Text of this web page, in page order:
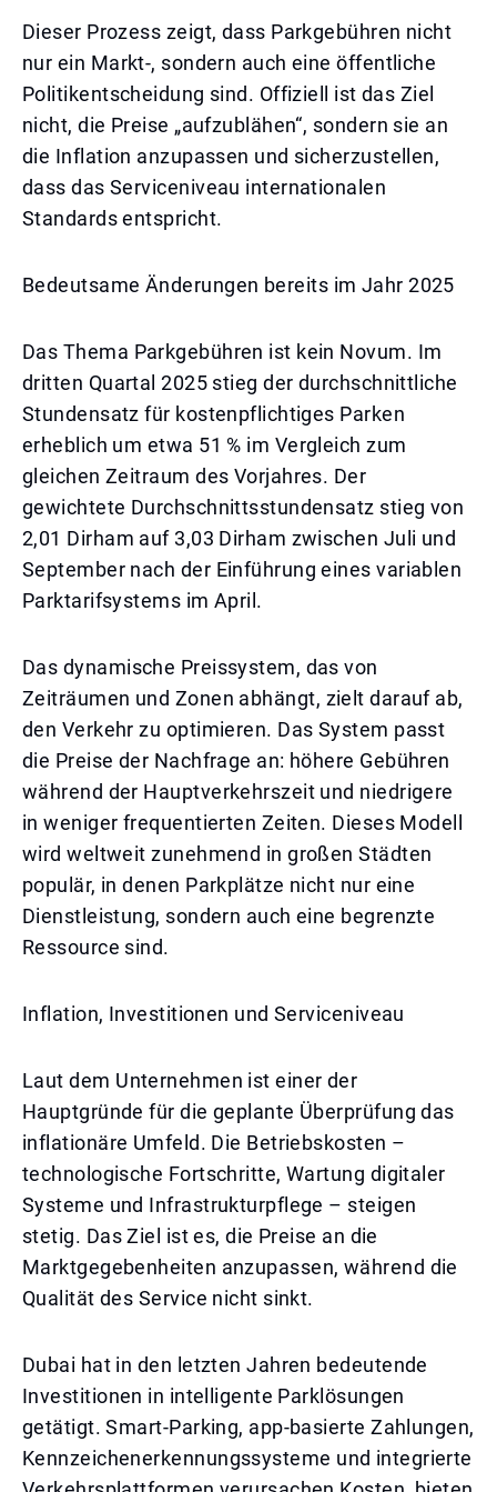
Dieser Prozess zeigt, dass Parkgebühren nicht
nur ein Markt-, sondern auch eine öffentliche
Politikentscheidung sind. Offiziell ist das Ziel
nicht, die Preise „aufzublähen“, sondern sie an
die Inflation anzupassen und sicherzustellen,
dass das Serviceniveau internationalen
Standards entspricht.
Bedeutsame Änderungen bereits im Jahr 2025
Das Thema Parkgebühren ist kein Novum. Im
dritten Quartal 2025 stieg der durchschnittliche
Stundensatz für kostenpflichtiges Parken
erheblich um etwa 51 % im Vergleich zum
gleichen Zeitraum des Vorjahres. Der
gewichtete Durchschnittsstundensatz stieg von
2,01 Dirham auf 3,03 Dirham zwischen Juli und
September nach der Einführung eines variablen
Parktarifsystems im April.
Das dynamische Preissystem, das von
Zeiträumen und Zonen abhängt, zielt darauf ab,
den Verkehr zu optimieren. Das System passt
die Preise der Nachfrage an: höhere Gebühren
während der Hauptverkehrszeit und niedrigere
in weniger frequentierten Zeiten. Dieses Modell
wird weltweit zunehmend in großen Städten
populär, in denen Parkplätze nicht nur eine
Dienstleistung, sondern auch eine begrenzte
Ressource sind.
Inflation, Investitionen und Serviceniveau
Laut dem Unternehmen ist einer der
Hauptgründe für die geplante Überprüfung das
inflationäre Umfeld. Die Betriebskosten –
technologische Fortschritte, Wartung digitaler
Systeme und Infrastrukturpflege – steigen
stetig. Das Ziel ist es, die Preise an die
Marktgegebenheiten anzupassen, während die
Qualität des Service nicht sinkt.
Dubai hat in den letzten Jahren bedeutende
Investitionen in intelligente Parklösungen
getätigt. Smart-Parking, app-basierte Zahlungen,
Kennzeichenerkennungssysteme und integrierte